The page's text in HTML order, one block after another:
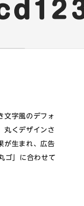
文字風のデフォ
丸くデザインさ
が生まれ、広告
ゴ」に合わせて